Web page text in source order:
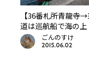
【36番札所青龍寺
道は巡航船で海の上
ごんのすけ
2015.06.02